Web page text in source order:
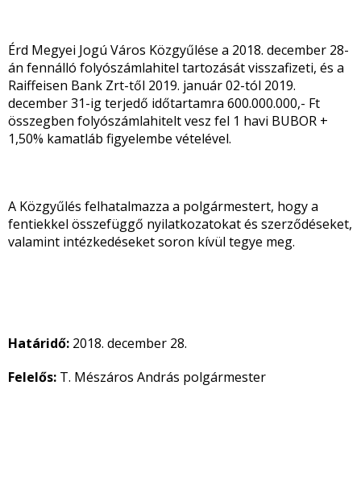
Érd Megyei Jogú Város Közgyűlése a 2018. december 28-
án fennálló folyószámlahitel tartozását visszafizeti, és a
Raiffeisen Bank Zrt-től 2019. január 02-tól 2019.
december 31-ig terjedő időtartamra 600.000.000,- Ft
összegben folyószámlahitelt vesz fel 1 havi BUBOR +
1,50% kamatláb figyelembe vételével.
A Közgyűlés felhatalmazza a polgármestert, hogy a
fentiekkel összefüggő nyilatkozatokat és szerződéseket,
valamint intézkedéseket soron kívül tegye meg.
Határidő: 2018. december 28.
Felelős: T. Mészáros András polgármester